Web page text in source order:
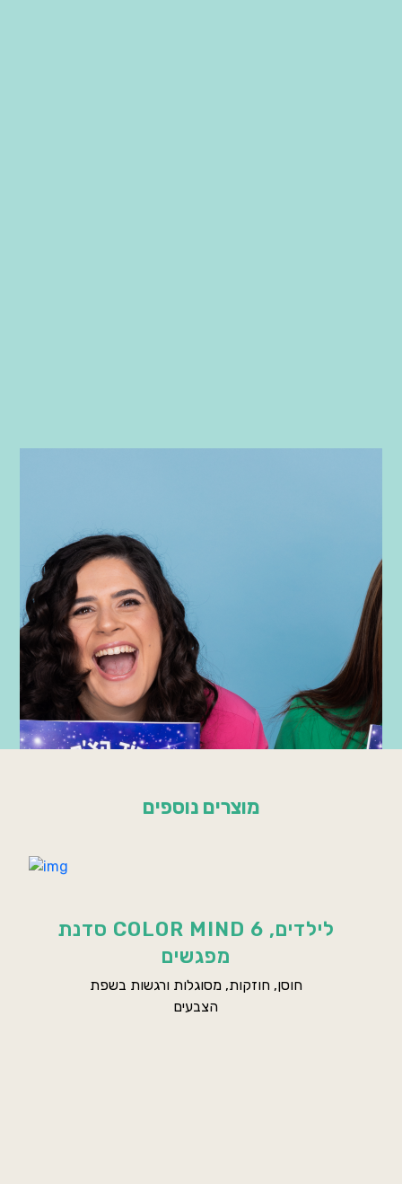
מוצרים נוספים
סדנת COLOR MIND לילדים, 6
מפגשים
חוסן, חוזקות, מסוגלות ורגשות בשפת
הצבעים